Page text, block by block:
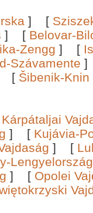
] [
] [ Belovar-
Zengg ] [
Szávamente
[ Šibenik-Knin
Kárpátaljai
] [ Kujávia-
] [
] [ Opolei